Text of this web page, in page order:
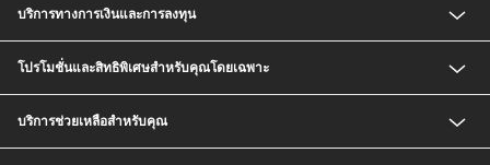
บริการทางการเงินและการลงทุน
กองทุนรวม
บริการซื้อ-ขายตราสารหนี้ก่อนครบกำหนด
หุ้นกู้อนุพันธ์แฝง
บริการซื้อ-ขายตราสารหนี้สกุลเงินต่างประเทศ
โปรโมชั่นและสิทธิพิเศษสำหรับคุณโดยเฉพาะ
Safe Deposit Box Privilege
บริการช่วยเหลือสำหรับคุณ